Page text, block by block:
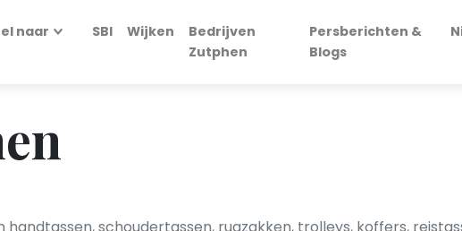
naar SBI Wijken
Bedrijven
Zutphen
Persberichten &
Blogs